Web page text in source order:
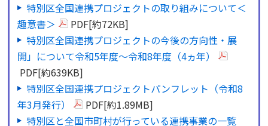
特別区全国連携プロジェクトの取り組みについて＜
趣意書＞
PDF[約72KB]
特別区全国連携プロジェクトの今後の方向性・展
開」について令和5年度～令和8年度（4ヵ年）
PDF[約639KB]
特別区全国連携プロジェクトパンフレット（令和8
年3月発行）
PDF[約1.89MB]
特別区と全国市町村が行っている連携事業の一覧